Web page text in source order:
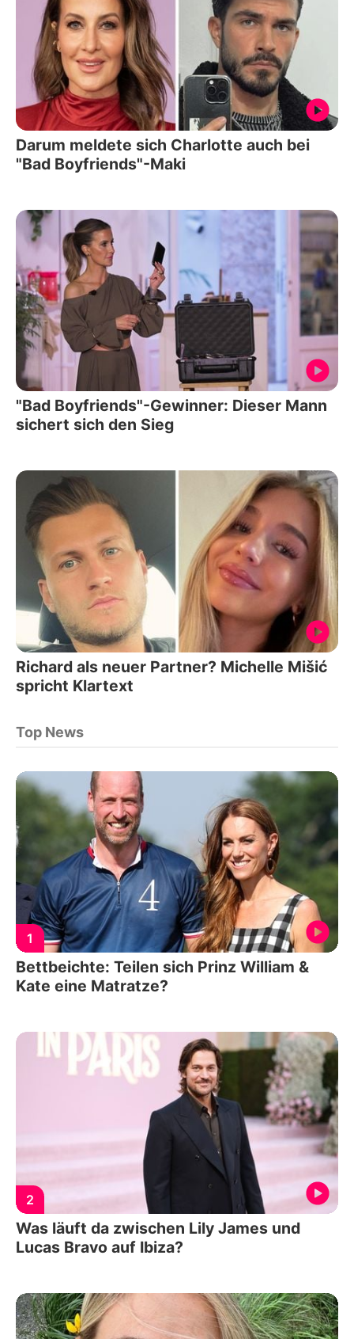
Darum meldete sich Charlotte auch bei
"Bad Boyfriends"-Maki
"Bad Boyfriends"-Gewinner: Dieser Mann
sichert sich den Sieg
Richard als neuer Partner? Michelle Mišić
spricht Klartext
Top News
1
Bettbeichte: Teilen sich Prinz William &
Kate eine Matratze?
2
Was läuft da zwischen Lily James und
Lucas Bravo auf Ibiza?